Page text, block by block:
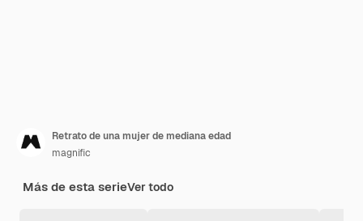
Retrato de una mujer de mediana edad
magnific
Más de esta serieVer todo